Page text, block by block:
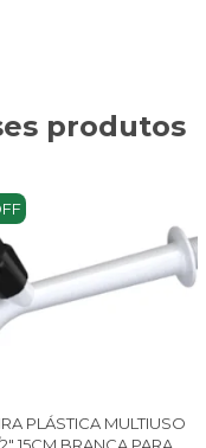
produtos
PLÁSTICA MULTIUSO